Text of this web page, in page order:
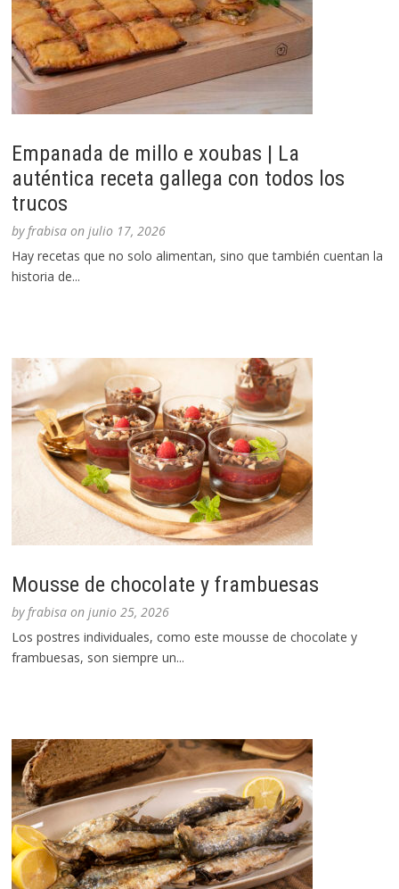
Empanada de millo e xoubas | La
auténtica receta gallega con todos los
trucos
byfrabisa onjulio 17, 2026
Hay recetas que no solo alimentan, sino que también cuentan la
historia de...
Mousse de chocolate y frambuesas
byfrabisa onjunio 25, 2026
Los postres individuales, como este mousse de chocolate y
frambuesas, son siempre un...